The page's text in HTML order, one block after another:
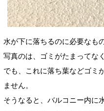
水が下に落ちるのに必要なも
写真のは、ゴミがたまってな
でも、これに落ち葉などゴミ
ません。
そうなると、バルコニー内に